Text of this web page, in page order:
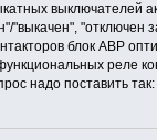
выключателей
"выкачен", "отключен
блок АВР
реле
надо поставить